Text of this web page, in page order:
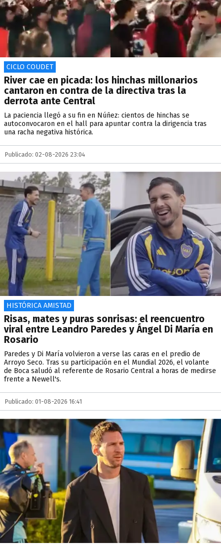
CICLO COUDET
River cae en picada: los hinchas millonarios
cantaron en contra de la directiva tras la
derrota ante Central
La paciencia llegó a su fin en Núñez: cientos de hinchas se
autoconvocaron en el hall para apuntar contra la dirigencia tras
una racha negativa histórica.
Publicado: 02-08-2026 23:04
HISTÓRICA AMISTAD
Risas, mates y puras sonrisas: el reencuentro
viral entre Leandro Paredes y Ángel Di María en
Rosario
Paredes y Di María volvieron a verse las caras en el predio de
Arroyo Seco. Tras su participación en el Mundial 2026, el volante
de Boca saludó al referente de Rosario Central a horas de medirse
frente a Newell's.
Publicado: 01-08-2026 16:41